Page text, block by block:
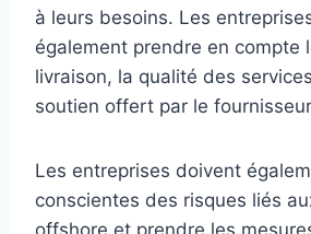
à leurs besoins. Les
également prendre en compte
livraison, la qualité des
soutien offert par le
Les entreprises doivent
conscientes des risques liés
offshore et prendre les